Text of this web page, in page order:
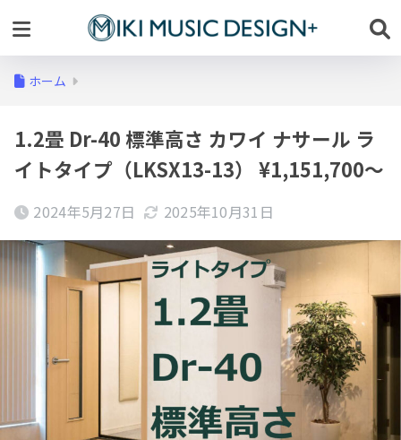
ホーム
1.2畳 Dr-40 標準高さ カワイ ナサール ラ
イトタイプ（LKSX13-13） ¥1,151,700～
2024年5月27日 2025年10月31日